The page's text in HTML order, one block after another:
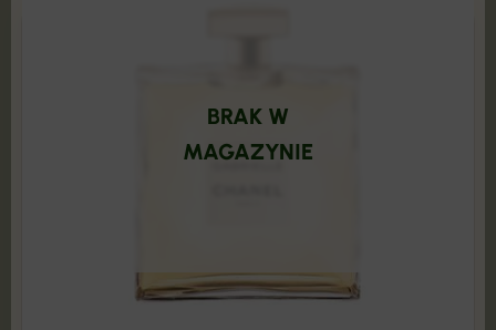
BRAK W
MAGAZYNIE
Chanel - Gabrielle 100 ml Edp PRODUKT